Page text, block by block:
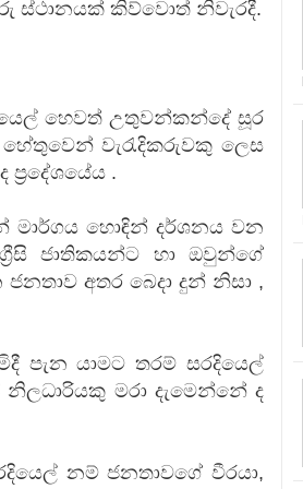
ස්ථානයක් කිව්වොත් නිවැරදී.
හෙවත් උතුවන්කන්දේ සූර
වැරැදිකරුවකු ලෙස
.
මාර්ගය හොඳින් දර්ශනය වන
ජාතිකයන්ට හා ඔවුන්ගේ
අතර බෙදා දුන් නිසා ,
පැන යාමට තරම් සරදියෙල්
මරා දැමෙන්නේ ද
නම් ජනතාවගේ වීරයා,